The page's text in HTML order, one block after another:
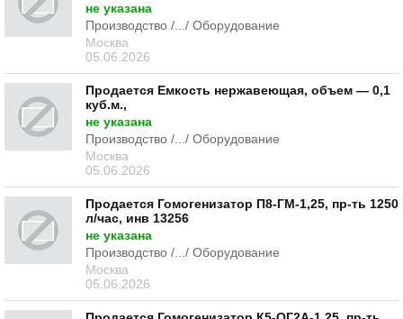
не указана
Производство /.../ Оборудование
Москва
05.06.2026
Продается Емкость нержавеющая, объем — 0,1
куб.м.,
не указана
Производство /.../ Оборудование
Москва
05.06.2026
Продается Гомогенизатор П8-ГМ-1,25, пр-ть 1250
л/час, инв 13256
не указана
Производство /.../ Оборудование
Москва
05.06.2026